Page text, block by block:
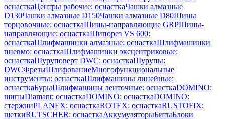
оснасткаЦентры рабочие: оснасткаЧашки алмазные
D130Чашки алмазные D150Чашки алмазные D80Шины
торцовочные: оснасткаШины-направляющие GRPШины-
направляющие: оснасткаШипорез VS 600:
оснасткаШлифмашинки алмазные: оснасткаШлифмашинки
пневмо: оснасткаШлифмашинки эксцентриковые:
оснасткаШуруповерт DWC: оснасткаШурупы:
DWCФрезыШлифованиеМногофункциональные
инструменты: оснасткаШлифмашины линейные:
оснасткаБурыШлифмашины ленточные: оснасткаDOMINO:
шипыDiamant: оснасткаDOMINO: оснасткаDOMINO:
стержниPLANEX: оснасткаROTEX: оснасткаRUSTOFIX:
щеткиRUTSCHER: оснасткаАккумуляторыБитыБлоки